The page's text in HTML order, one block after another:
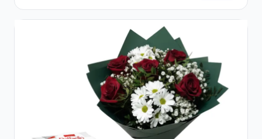
Cutie Rustică